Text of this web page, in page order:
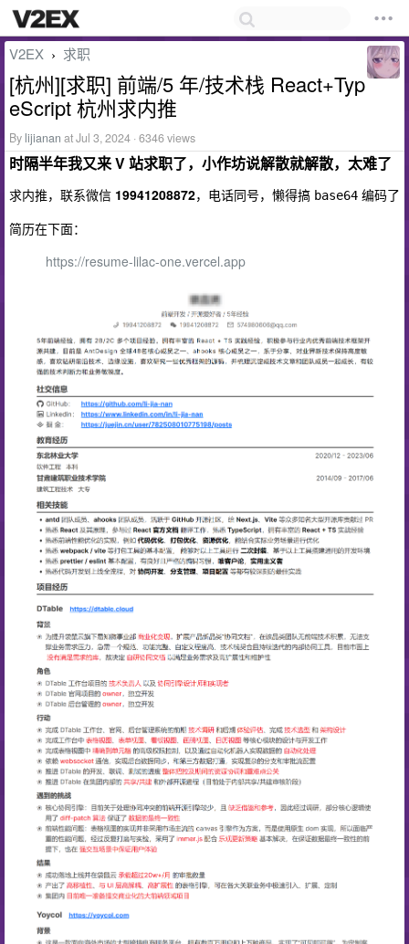
V2EX › 求职
[杭州][求职] 前端/5 年/技术栈 React+Typ
eScript 杭州求内推
By lijianan at Jul 3, 2024 · 6346 views
时隔半年我又来 V 站求职了，小作坊说解散就解散，太难了
求内推，联系微信 19941208872，电话同号，懒得搞 base64 编码了
简历在下面：
https://resume-lilac-one.vercel.app